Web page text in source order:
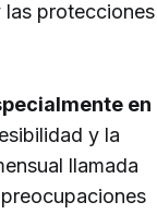
las protecciones
en
y la
llamada